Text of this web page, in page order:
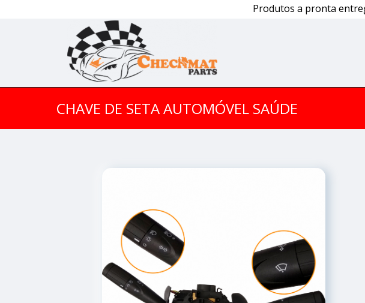
Produtos a pronta
CHAVE DE SETA AUTOMÓVEL SAÚDE